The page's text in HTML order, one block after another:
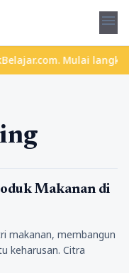
menu
Mulai
Makanan di
makanan, membangun
keharusan. Citra